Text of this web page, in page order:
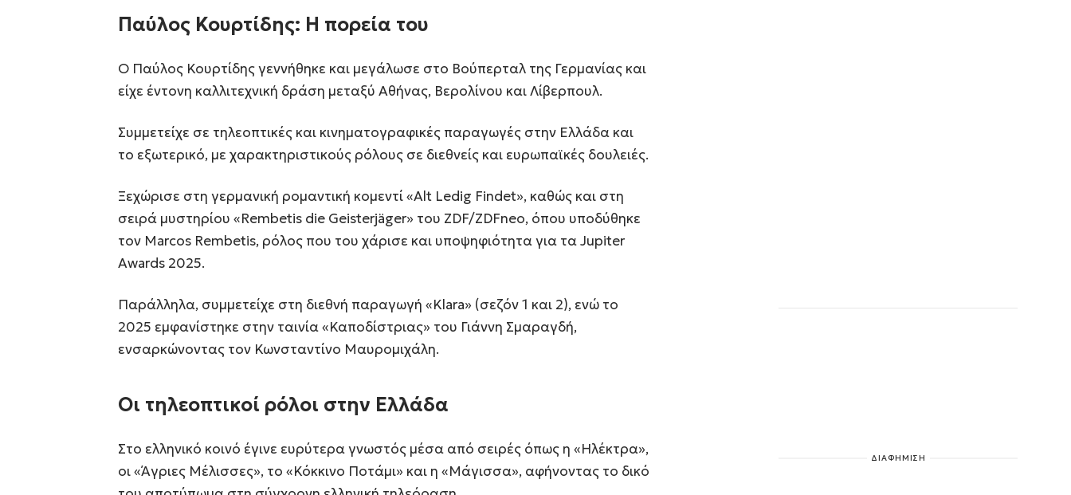
Παύλος Κουρτίδης: Η πορεία του
Ο Παύλος Κουρτίδης γεννήθηκε και μεγάλωσε στο Βούπερταλ της Γερμανίας και
είχε έντονη καλλιτεχνική δράση μεταξύ Αθήνας, Βερολίνου και Λίβερπουλ.
Συμμετείχε σε τηλεοπτικές και κινηματογραφικές παραγωγές στην Ελλάδα και
το εξωτερικό, με χαρακτηριστικούς ρόλους σε διεθνείς και ευρωπαϊκές δουλειές.
Ξεχώρισε στη γερμανική ρομαντική κομεντί «Alt Ledig Findet», καθώς και στη
σειρά μυστηρίου «Rembetis die Geisterjäger» του ZDF/ZDFneo, όπου υποδύθηκε
τον Marcos Rembetis, ρόλος που του χάρισε και υποψηφιότητα για τα Jupiter
Awards 2025.
Παράλληλα, συμμετείχε στη διεθνή παραγωγή «Klara» (σεζόν 1 και 2), ενώ το
2025 εμφανίστηκε στην ταινία «Καποδίστριας» του Γιάννη Σμαραγδή,
ενσαρκώνοντας τον Κωνσταντίνο Μαυρομιχάλη.
Οι τηλεοπτικοί ρόλοι στην Ελλάδα
Στο ελληνικό κοινό έγινε ευρύτερα γνωστός μέσα από σειρές όπως η «Ηλέκτρα»,
οι «Άγριες Μέλισσες», το «Κόκκινο Ποτάμι» και η «Μάγισσα», αφήνοντας το δικό
ΔΙΑΦΗΜΙΣΗ